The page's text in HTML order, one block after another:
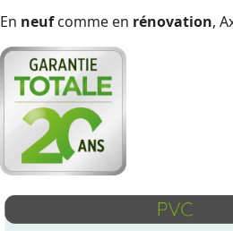
En neufcomme en rénovation,